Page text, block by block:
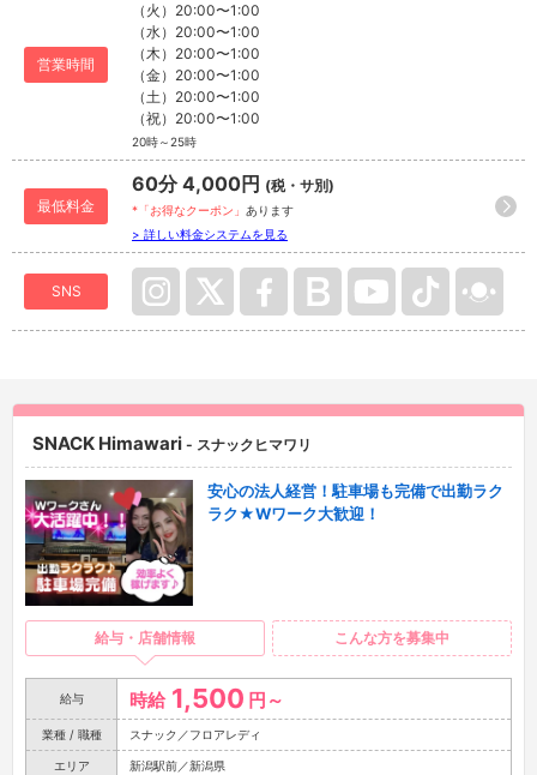
営業時間
（火）20:00〜1:00
（水）20:00〜1:00
（木）20:00〜1:00
（金）20:00〜1:00
（土）20:00〜1:00
（祝）20:00〜1:00
20時～25時
最低料金
60分 4,000円 (税・サ別)
*「お得なクーポン」 あります
> 詳しい料金システムを見る
SNS
SNACK Himawari - スナックヒマワリ
安心の法人経営！駐車場も完備で出勤ラク
ラク★Wワーク大歓迎！
給与・店舗情報 こんな方を募集中
給与 時給 1,500 円～
業種 / 職種 スナック／フロアレディ
エリア 新潟駅前／新潟県